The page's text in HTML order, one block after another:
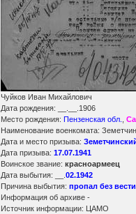
Чуйков Иван Михайлович
Дата рождения: __.__.1906
Место рождения: Пензенская обл. ,
Наименование военкомата:
Дата и место призыва:
Дата призыва:17.07.1941
Воинское звание:красноармеец
Дата выбытия: __.02.1942
Причина выбытия:пропал без вести
Информация об архиве -
Источник информации: ЦАМО